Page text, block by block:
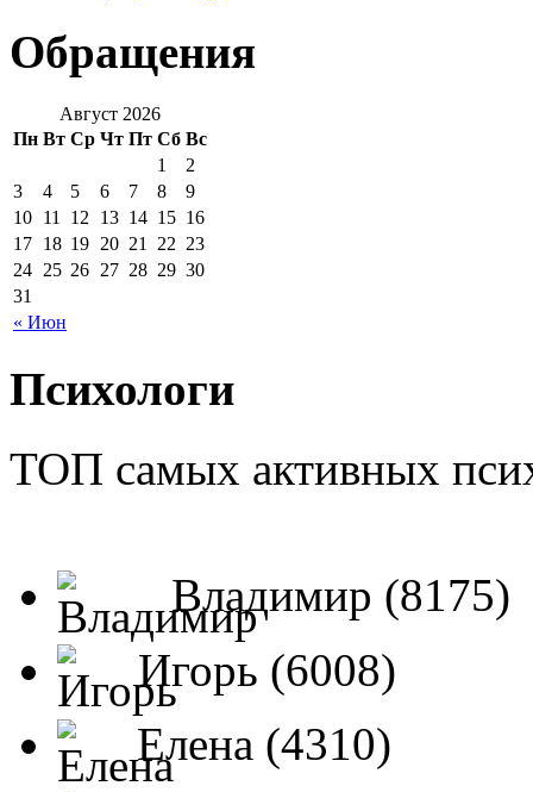
Обращения
Август 2026
Пн Вт Ср Чт Пт Сб Вс
« Июн
1
2
3
4 5 6 7 8
9
10 11 12 13 14 15 16
17 18 19 20 21 22 23
24 25 26 27 28 29 30
31
Психологи
ТОП самых активных
Владимир (8175)
Игорь (6008)
Елена (4310)